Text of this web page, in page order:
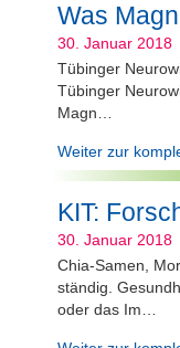
Was
30. Januar 2018
Tübinger
Tübinger
Magn…
Weiter zur
KIT:
30. Januar 2018
Chia-Samen,
ständig.
oder das Im…